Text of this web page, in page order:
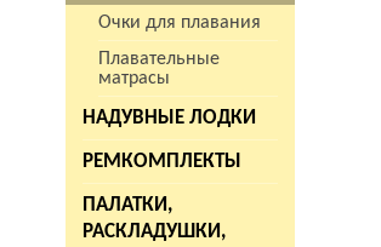
Очки для плавания
Плавательные
матрасы
НАДУВНЫЕ ЛОДКИ
РЕМКОМПЛЕКТЫ
ПАЛАТКИ,
РАСКЛАДУШКИ,